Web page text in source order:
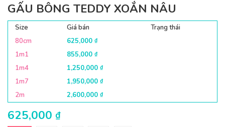
GẤU BÔNG TEDDY XOẮN NÂU
Size Giá bán
Trạng thái
80cm
625,000₫
1m1 855,000₫
1m4 1,250,000₫
1m7 1,950,000₫
2m 2,600,000₫
625,000 ₫